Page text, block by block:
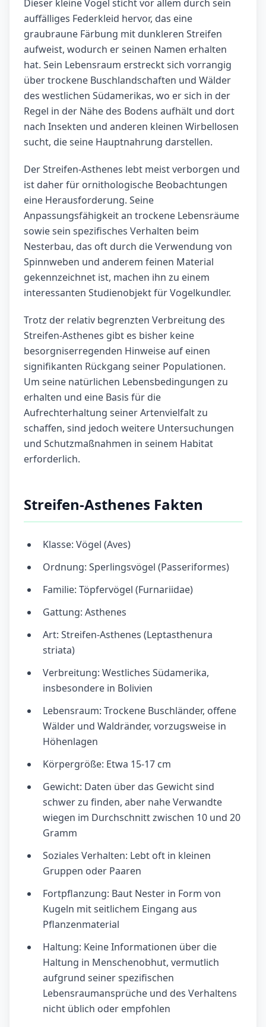
Dieser kleine Vogel sticht vor allem durch sein
auffälliges Federkleid hervor, das eine
graubraune Färbung mit dunkleren Streifen
aufweist, wodurch er seinen Namen erhalten
hat. Sein Lebensraum erstreckt sich vorrangig
über trockene Buschlandschaften und Wälder
des westlichen Südamerikas, wo er sich in der
Regel in der Nähe des Bodens aufhält und dort
nach Insekten und anderen kleinen Wirbellosen
sucht, die seine Hauptnahrung darstellen.
Der Streifen-Asthenes lebt meist verborgen und
ist daher für ornithologische Beobachtungen
eine Herausforderung. Seine
Anpassungsfähigkeit an trockene Lebensräume
sowie sein spezifisches Verhalten beim
Nesterbau, das oft durch die Verwendung von
Spinnweben und anderem feinen Material
gekennzeichnet ist, machen ihn zu einem
interessanten Studienobjekt für Vogelkundler.
Trotz der relativ begrenzten Verbreitung des
Streifen-Asthenes gibt es bisher keine
besorgniserregenden Hinweise auf einen
signifikanten Rückgang seiner Populationen.
Um seine natürlichen Lebensbedingungen zu
erhalten und eine Basis für die
Aufrechterhaltung seiner Artenvielfalt zu
schaffen, sind jedoch weitere Untersuchungen
und Schutzmaßnahmen in seinem Habitat
erforderlich.
Streifen-Asthenes Fakten
Klasse: Vögel (Aves)
Ordnung: Sperlingsvögel (Passeriformes)
Familie: Töpfervögel (Furnariidae)
Gattung: Asthenes
Art: Streifen-Asthenes (Leptasthenura
striata)
Verbreitung: Westliches Südamerika,
insbesondere in Bolivien
Lebensraum: Trockene Buschländer, offene
Wälder und Waldränder, vorzugsweise in
Höhenlagen
Körpergröße: Etwa 15-17 cm
Gewicht: Daten über das Gewicht sind
schwer zu finden, aber nahe Verwandte
wiegen im Durchschnitt zwischen 10 und 20
Gramm
Soziales Verhalten: Lebt oft in kleinen
Gruppen oder Paaren
Fortpflanzung: Baut Nester in Form von
Kugeln mit seitlichem Eingang aus
Pflanzenmaterial
Haltung: Keine Informationen über die
Haltung in Menschenobhut, vermutlich
aufgrund seiner spezifischen
Lebensraumansprüche und des Verhaltens
nicht üblich oder empfohlen